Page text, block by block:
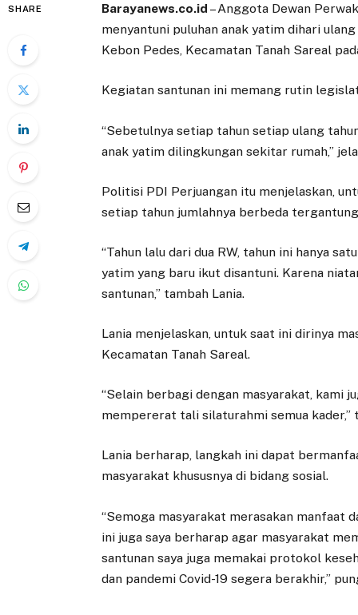
SHARE Barayanews.co.id – Anggota Dewan
menyantuni puluhan anak yatim dihari
Kebon Pedes, Kecamatan Tanah Sareal
Kegiatan santunan ini memang rutin
“Sebetulnya setiap tahun setiap ulang
anak yatim dilingkungan sekitar rumah,”
Politisi PDI Perjuangan itu menjelaskan,
setiap tahun jumlahnya berbeda
“Tahun lalu dari dua RW, tahun ini hanya
yatim yang baru ikut disantuni. Karena
santunan,” tambah Lania.
Lania menjelaskan, untuk saat ini dirinya
Kecamatan Tanah Sareal.
“Selain berbagi dengan masyarakat, kami
mempererat tali silaturahmi semua kader,”
Lania berharap, langkah ini dapat
masyarakat khususnya di bidang sosial.
“Semoga masyarakat merasakan manfaat
ini juga saya berharap agar masyarakat
santunan saya juga memakai protokol
dan pandemi Covid-19 segera berakhir,”